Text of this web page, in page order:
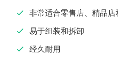
非常适合零售店、精品店
易于组装和拆卸
经久耐用